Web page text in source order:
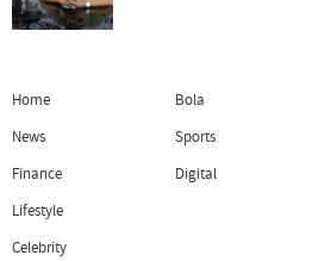
Home
News
Finance
Lifestyle
Celebrity
Bola
Sports
Digital